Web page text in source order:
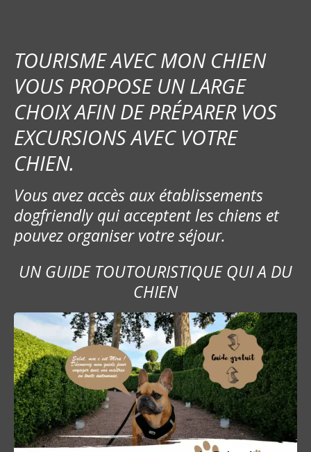
e
TOURISME AVEC MON CHIEN
VOUS PROPOSE UN LARGE
CHOIX AFIN DE PRÉPARER VOS
EXCURSIONS AVEC VOTRE
CHIEN.
Vous avez accès aux établissements
dogfriendly qui acceptent les chiens et
pouvez organiser votre séjour.
UN GUIDE TOUTOURISTIQUE QUI A DU
CHIEN